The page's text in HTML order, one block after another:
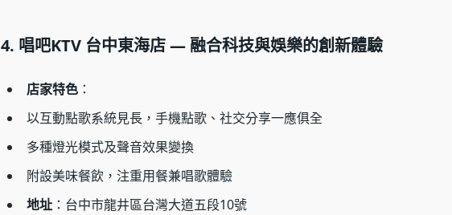
4. 唱吧KTV 台中東海店 — 融合科技與娛樂的創新體驗
店家特色：
以互動點歌系統見長，手機點歌、社交分享一應俱全
多種燈光模式及聲音效果變換
附設美味餐飲，注重用餐兼唱歌體驗
地址：台中市龍井區台灣大道五段10號